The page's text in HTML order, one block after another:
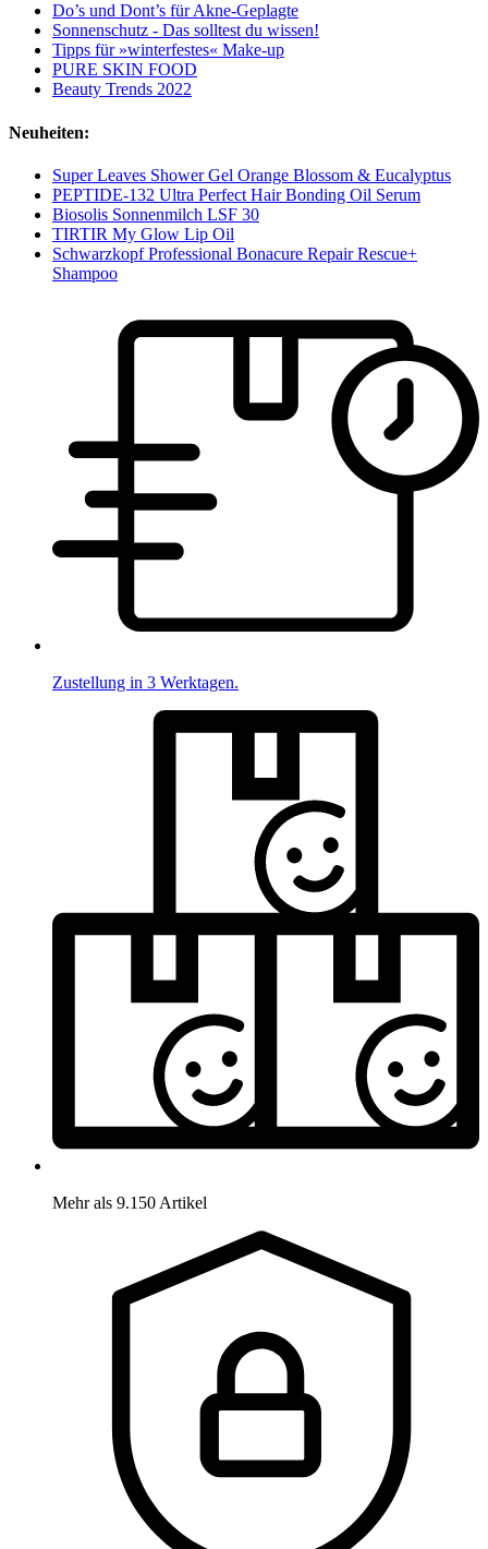
Do’s und Dont’s für Akne-Geplagte
Sonnenschutz - Das solltest du wissen!
Tipps für »winterfestes« Make-up
PURE SKIN FOOD
Beauty Trends 2022
Neuheiten:
Super Leaves Shower Gel Orange Blossom & Eucalyptus
PEPTIDE-132 Ultra Perfect Hair Bonding Oil Serum
Biosolis Sonnenmilch LSF 30
TIRTIR My Glow Lip Oil
Schwarzkopf Professional Bonacure Repair Rescue+
Shampoo
Zustellung in 3 Werktagen.
Mehr als 9.150 Artikel